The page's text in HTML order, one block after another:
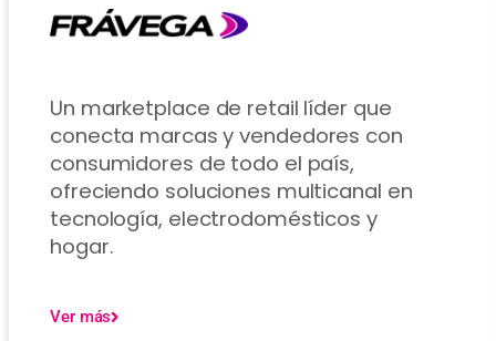
Un marketplace de retail líder que
conecta marcas y vendedores con
consumidores de todo el país,
ofreciendo soluciones multicanal en
tecnología, electrodomésticos y
hogar.
Ver más